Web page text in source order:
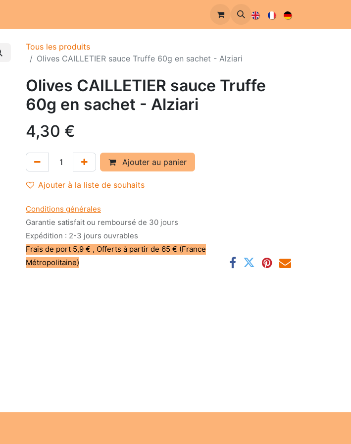
Tous les produits
Olives CAILLETIER sauce Truffe 60g en sachet - Alziari
Olives CAILLETIER sauce Truffe
60g en sachet - Alziari
4,30 €
Ajouter au panier
Ajouter à la liste de souhaits
Conditions générales
Garantie satisfait ou remboursé de 30 jours
Expédition : 2-3 jours ouvrables
Frais de port 5,9 € , Offerts à partir de 65 € (France
Métropolitaine)